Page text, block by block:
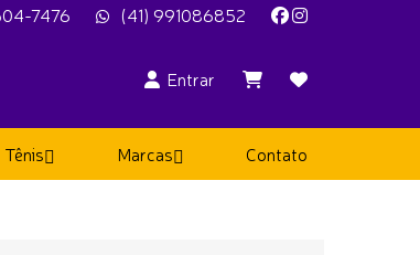
7476 (41) 991086852
Entrar
Tênis Marcas Contato